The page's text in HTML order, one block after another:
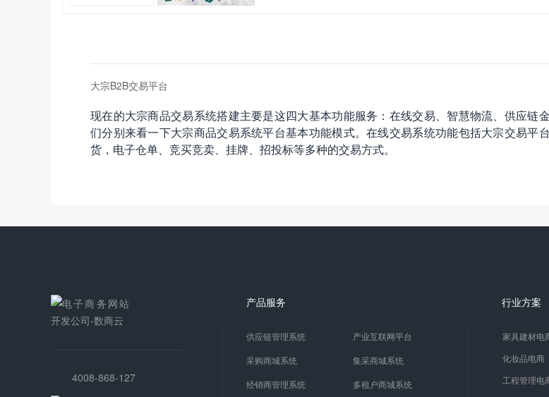
大宗B2B交易平台
现在的大宗商品交易系统搭建主要是这四大基本功能服务：在线交易、智慧物流、供应链
们分别来看一下大宗商品交易系统平台基本功能模式。在线交易系统功能包括大宗交易平
货，电子仓单、竞买竞卖、挂牌、招投标等多种的交易方式。
4008-868-127
产品服务
供应链管理系统
产业互联网平台
采购商城系统
集采商城系统
经销商管理系统
多租户商城系统
行业方案
家具建材电
化妆品电商
工程管理电